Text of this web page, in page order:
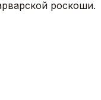
роскоши.